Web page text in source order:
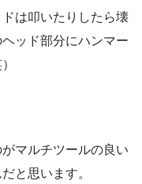
は叩いたりしたら壊
ッド部分にハンマー
マルチツールの良い
と思います。